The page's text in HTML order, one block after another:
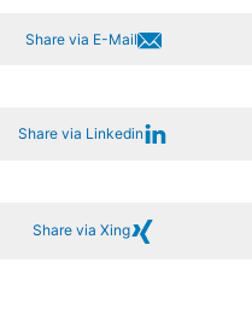
Share via E-Mail
Share via Linkedin
Share via Xing